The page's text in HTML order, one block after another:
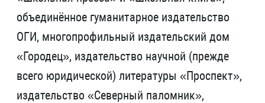
объединённое гуманитарное издательство
ОГИ, многопрофильный издательский дом
«Городец», издательство научной (прежде
всего юридической) литературы «Проспект»,
издательство «Северный паломник»,